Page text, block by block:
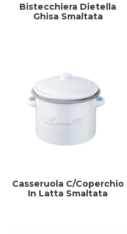
Bistecchiera Dietella
Ghisa Smaltata
Casseruola C/Coperchio
In Latta Smaltata